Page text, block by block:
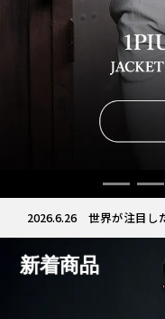
2026.6.26世界が注目した
新着商品